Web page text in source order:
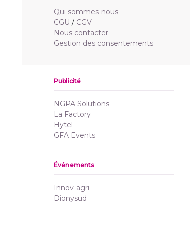
Qui sommes-nous
CGU / CGV
Nous contacter
Gestion des consentements
Publicité
NGPA Solutions
La Factory
Hytel
GFA Events
Événements
Innov-agri
Dionysud